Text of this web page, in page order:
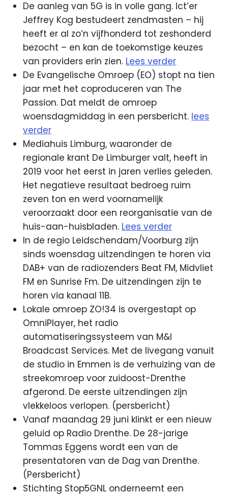
De aanleg van 5G is in volle gang. Ict’er
Jeffrey Kog bestudeert zendmasten – hij
heeft er al zo’n vijfhonderd tot zeshonderd
bezocht – en kan de toekomstige keuzes
van providers erin zien. Lees verder
De Evangelische Omroep (EO) stopt na tien
jaar met het coproduceren van The
Passion. Dat meldt de omroep
woensdagmiddag in een persbericht. lees
verder
Mediahuis Limburg, waaronder de
regionale krant De Limburger valt, heeft in
2019 voor het eerst in jaren verlies geleden.
Het negatieve resultaat bedroeg ruim
zeven ton en werd voornamelijk
veroorzaakt door een reorganisatie van de
huis-aan-huisbladen. Lees verder
In de regio Leidschendam/Voorburg zijn
sinds woensdag uitzendingen te horen via
DAB+ van de radiozenders Beat FM, Midvliet
FM en Sunrise Fm. De uitzendingen zijn te
horen via kanaal 11B.
Lokale omroep ZO!34 is overgestapt op
OmniPlayer, het radio
automatiseringssysteem van M&I
Broadcast Services. Met de livegang vanuit
de studio in Emmen is de verhuizing van de
streekomroep voor zuidoost-Drenthe
afgerond. De eerste uitzendingen zijn
vlekkeloos verlopen. (persbericht)
Vanaf maandag 29 juni klinkt er een nieuw
geluid op Radio Drenthe. De 28-jarige
Tommas Eggens wordt een van de
presentatoren van de Dag van Drenthe.
(Persbericht)
Stichting Stop5GNL onderneemt een